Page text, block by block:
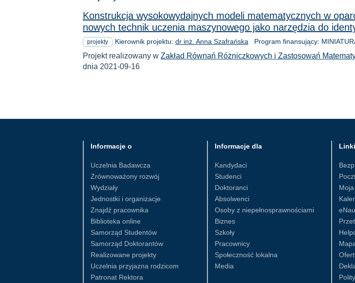
Konstrukcja wysokowydajnych modeli matematycznych w
nowych technik uczenia maszynowego jako narzędzia do
projekty Kierownik projektu: dr inż. Anna Szafrańska Program finansujący:
Projekt realizowany w Zakład Równań Różniczkowych i Zastosowań
dnia 2021-09-16
Informacje o
Uczelnia Badawcza
Zrównoważony rozwój
Wydziały
Jednostki i organizacje
Znajdź pracownika
Biblioteka online
Samorząd Studentów
Samorząd Doktorantów
Realizowane projekty
Uczelnia przyjazna rodzicom
Patronat Rektora
Informacje dla
Kandydaci
Studenci
Doktoranci
Absolwenci
Osoby z niepełnosprawnościami
Biznes
Szkoły
Pracownicy
Społeczność lokalna
Media
Linki